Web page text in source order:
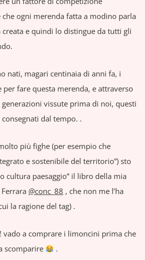
ogni merenda fatta a modino parla
creata e quindi lo distingue da tutti gli
nati, magari centinaia di anni fa, i
fare questa merenda, e attraverso
vissute prima di noi, questi
dal tempo. .
più fighe (per esempio che
e sostenibile del territorio”) sto
cultura paesaggio” il libro della mia
@conc_88 , che non me l’ha
la ragione del tag) .
vado a comprare i limoncini prima che
scomparire
.